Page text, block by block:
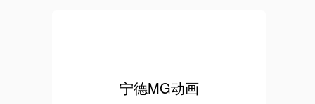
宁德MG动画